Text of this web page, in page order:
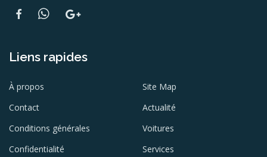
Liens rapides
À propos
Contact
Conditions générales
Confidentialité
Site Map
Actualité
Voitures
Services